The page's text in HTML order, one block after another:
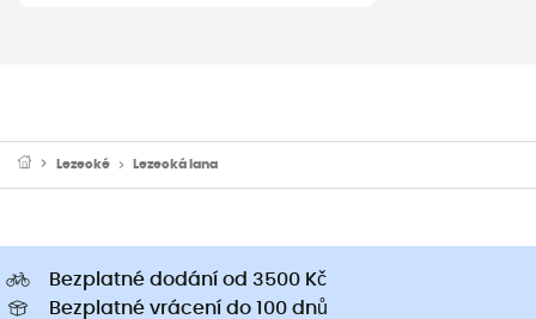
Lezecké Lezecká lana
Bezplatné dodání od 3500 Kč
Bezplatné vrácení do 100 dnů